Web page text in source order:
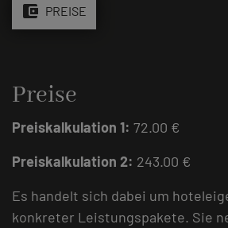
account_balance_wallet PREISE
Preise
Preiskalkulation 1: 72.00 €
Preiskalkulation 2: 243.00 €
Es handelt sich dabei um
konkreter Leistungspakete. Sie